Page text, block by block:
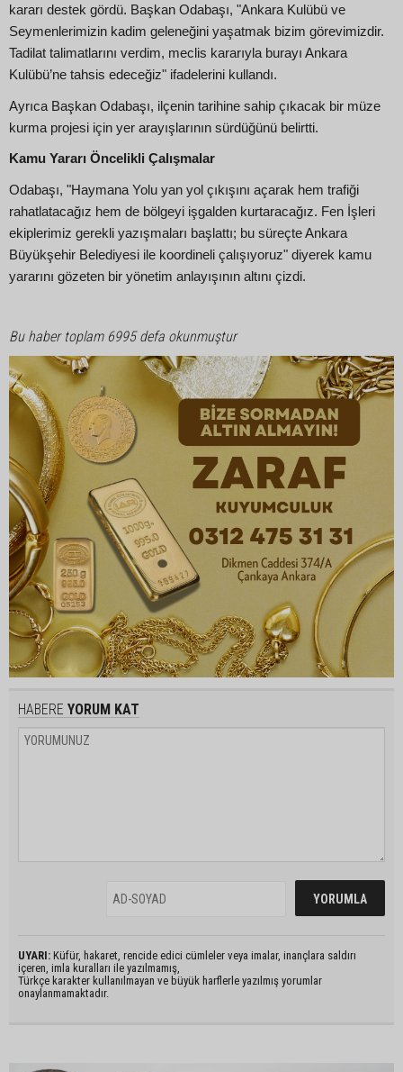
kararı destek gördü. Başkan Odabaşı, "Ankara Kulübü ve
Seymenlerimizin kadim geleneğini yaşatmak bizim görevimizdir.
Tadilat talimatlarını verdim, meclis kararıyla burayı Ankara
Kulübü’ne tahsis edeceğiz" ifadelerini kullandı.
Ayrıca Başkan Odabaşı, ilçenin tarihine sahip çıkacak bir müze
kurma projesi için yer arayışlarının sürdüğünü belirtti.
Kamu Yararı Öncelikli Çalışmalar
Odabaşı, "Haymana Yolu yan yol çıkışını açarak hem trafiği
rahatlatacağız hem de bölgeyi işgalden kurtaracağız. Fen İşleri
ekiplerimiz gerekli yazışmaları başlattı; bu süreçte Ankara
Büyükşehir Belediyesi ile koordineli çalışıyoruz" diyerek kamu
yararını gözeten bir yönetim anlayışının altını çizdi.
Bu haber toplam 6995 defa okunmuştur
HABERE YORUM KAT
UYARI: Küfür, hakaret, rencide edici cümleler veya imalar, inançlara saldırı
içeren, imla kuralları ile yazılmamış,
Türkçe karakter kullanılmayan ve büyük harflerle yazılmış yorumlar
onaylanmamaktadır.